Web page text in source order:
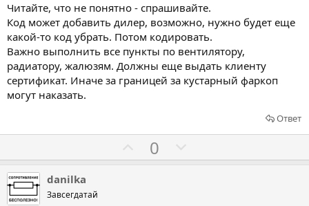
Читайте, что не понятно - спрашивайте.
Код может добавить дилер, возможно, нужно будет еще
какой-то код убрать. Потом кодировать.
Важно выполнить все пункты по вентилятору,
радиатору, жалюзям. Должны еще выдать клиенту
сертификат. Иначе за границей за кустарный фаркоп
могут наказать.
Ответ
о
0
о
danilka
Завсегдатай